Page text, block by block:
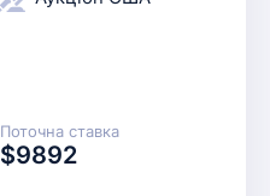
Поточна ставка
$9892